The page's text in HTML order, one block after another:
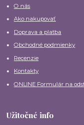
O nás
Ako nakupovať
Doprava a platba
Obchodné podmienky
Recenzie
Kontakty
ONLINE Formulár na
Užitočné info